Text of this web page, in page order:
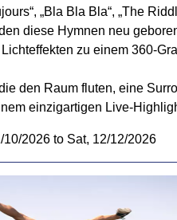
„Bla Bla Bla“, „The
diese Hymnen neu
zu einem 360-
den Raum fluten, eine
einzigartigen Live-
10/2026 to Sat, 12/12/2026